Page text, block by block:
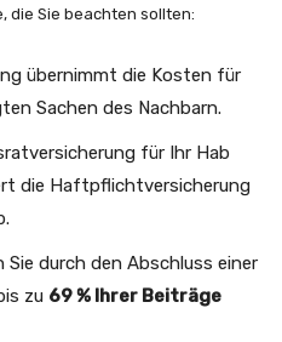
die Sie beachten sollten:
übernimmt die Kosten für
Sachen des Nachbarn.
für Ihr Hab
die Haftpflichtversicherung
Sie durch den Abschluss einer
zu 69 % Ihrer Beiträge